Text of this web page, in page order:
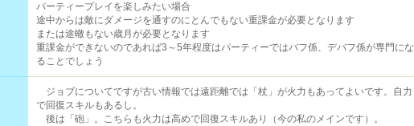
パーティープレイを楽しみたい場合
途中からは敵にダメージを通すのにとんでもない重課金が必要となります
または途轍もない歳月が必要となります
重課金ができないのであれば3～5年程度はパーティーではバフ係、デバフ係が専門にな
ることでしょう
ジョブについてですが古い情報では遠距離では「杖」が火力もあってよいです。自力
で回復スキルもあるし。
後は「砲」。こちらも火力は高めで回復スキルあり（今の私のメインです）。